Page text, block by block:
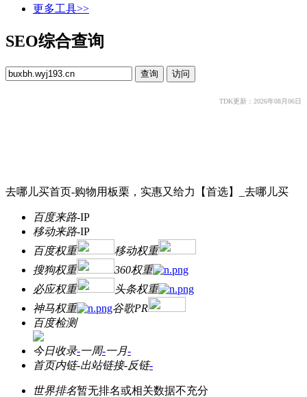
更多工具>>
SEO综合查询
TDK更新：2026年08月06日
去哪儿买首页-购物用板栗，实惠又给力【首选】_去哪儿买
百度来路-IP
移动来路-IP
百度权重
移动权重
搜狗权重
360权重
必应权重
头条权重
神马权重
谷歌PR
百度检测
今日收录-一周-一月-
首页内链-出站链接-反链-
世界排名暂无排名或相关数据不充分